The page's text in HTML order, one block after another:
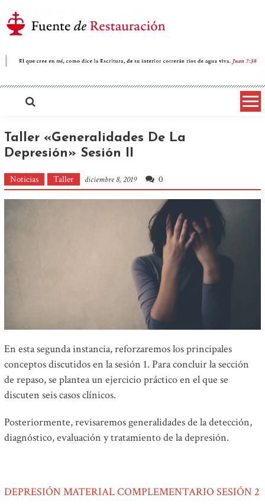
contenido
Restauración
Taller «Generalidades De La
Depresión» Sesión II
Noticias Taller diciembre 8, 2019 0
En esta segunda instancia, reforzaremos los principales
conceptos discutidos en la sesión 1. Para concluir la sección
de repaso, se plantea un ejercicio práctico en el que se
discuten seis casos clínicos.
Posteriormente, revisaremos generalidades de la detección,
diagnóstico, evaluación y tratamiento de la depresión.
DEPRESIÓN MATERIAL COMPLEMENTARIO SESIÓN 2